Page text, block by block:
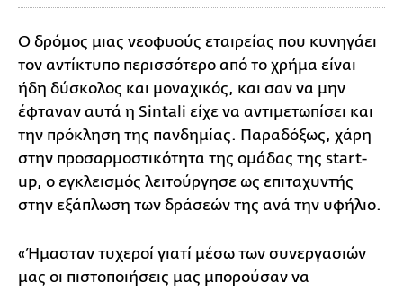
Ο δρόμος μιας νεοφυούς εταιρείας που κυνηγάει
τον αντίκτυπο περισσότερο από το χρήμα είναι
ήδη δύσκολος και μοναχικός, και σαν να μην
έφταναν αυτά η Sintali είχε να αντιμετωπίσει και
την πρόκληση της πανδημίας. Παραδόξως, χάρη
στην προσαρμοστικότητα της ομάδας της start-
up, ο εγκλεισμός λειτούργησε ως επιταχυντής
στην εξάπλωση των δράσεών της ανά την υφήλιο.
«Ήμασταν τυχεροί γιατί μέσω των συνεργασιών
μας οι πιστοποιήσεις μας μπορούσαν να